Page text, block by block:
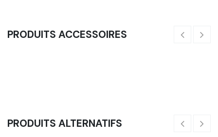
PRODUITS ACCESSOIRES
PRODUITS ALTERNATIFS